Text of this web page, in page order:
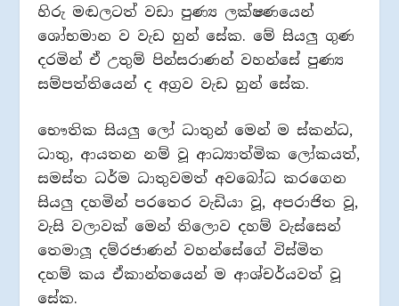
හිරු මඬලටත් වඩා පුණ්‍ය ලක්ෂණයෙන්
ශෝභමාන ව වැඩ හුන් සේක. මේ සියලු ගුණ
දරමින් ඒ උතුම් පින්සරාණන් වහන්සේ පුණ්‍ය
සම්පත්තියෙන් ද අග්‍රව වැඩ හුන් සේක.
භෞතික සියලු ලෝ ධාතුන් මෙන් ම ස්කන්ධ,
ධාතු, ආයතන නම් වූ ආධ්‍යාත්මික ලෝකයත්,
සමස්ත ධර්ම ධාතුවමත් අවබෝධ කරගෙන
සියලු දහමින් පරතෙර වැඩියා වූ, අපරාජිත වූ,
වැසි වලාවක් මෙන් තිලොව දහම් වැස්සෙන්
තෙමාලූ දම්රජාණන් වහන්සේගේ විස්මිත
දහම් කය ඒකාන්තයෙන් ම ආශ්චර්යවත් වූ
සේක.